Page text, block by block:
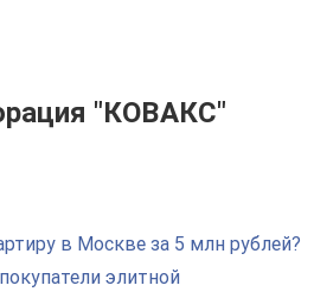
"КОВАКС"
в Москве за 5 млн рублей?
элитной